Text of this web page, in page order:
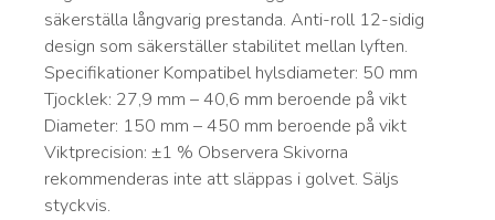
säkerställa långvarig prestanda. Anti-roll 12-sidig
design som säkerställer stabilitet mellan lyften.
Specifikationer Kompatibel hylsdiameter: 50 mm
Tjocklek: 27,9 mm – 40,6 mm beroende på vikt
Diameter: 150 mm – 450 mm beroende på vikt
Viktprecision: ±1 % Observera Skivorna
rekommenderas inte att släppas i golvet. Säljs
styckvis.